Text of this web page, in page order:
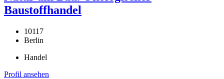
Baustoffhandel
10117
Berlin
Handel
Profil ansehen